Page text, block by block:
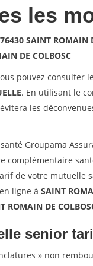
les
SAINT ROMAIN
DE COLBOSC
pouvez consulter
. En utilisant le
les
Groupama
complémentaire
de votre mutuelle
ligne à SAINT
DE
senior
» non